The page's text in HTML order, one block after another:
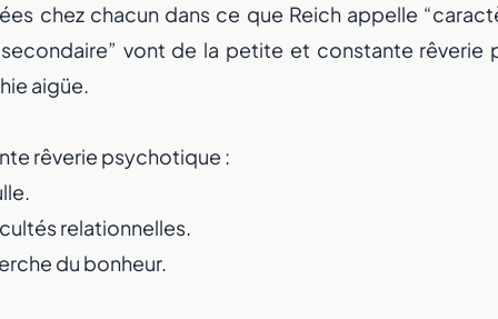
chez chacun dans ce que Reich appelle
vont de la petite et constante rêverie
aigüe.
rêverie psychotique :
relationnelles.
du bonheur.